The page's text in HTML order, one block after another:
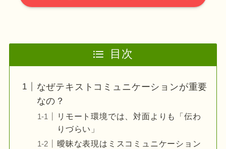
目次
なぜテキストコミュニケーションが重要
なの？
リモート環境では、対面よりも「伝わ
りづらい」
曖昧な表現はミスコミュニケーション